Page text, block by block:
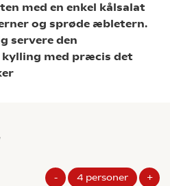
med en enkel kålsalat
og sprøde æbletern.
servere den
med præcis det
- 4 personer +